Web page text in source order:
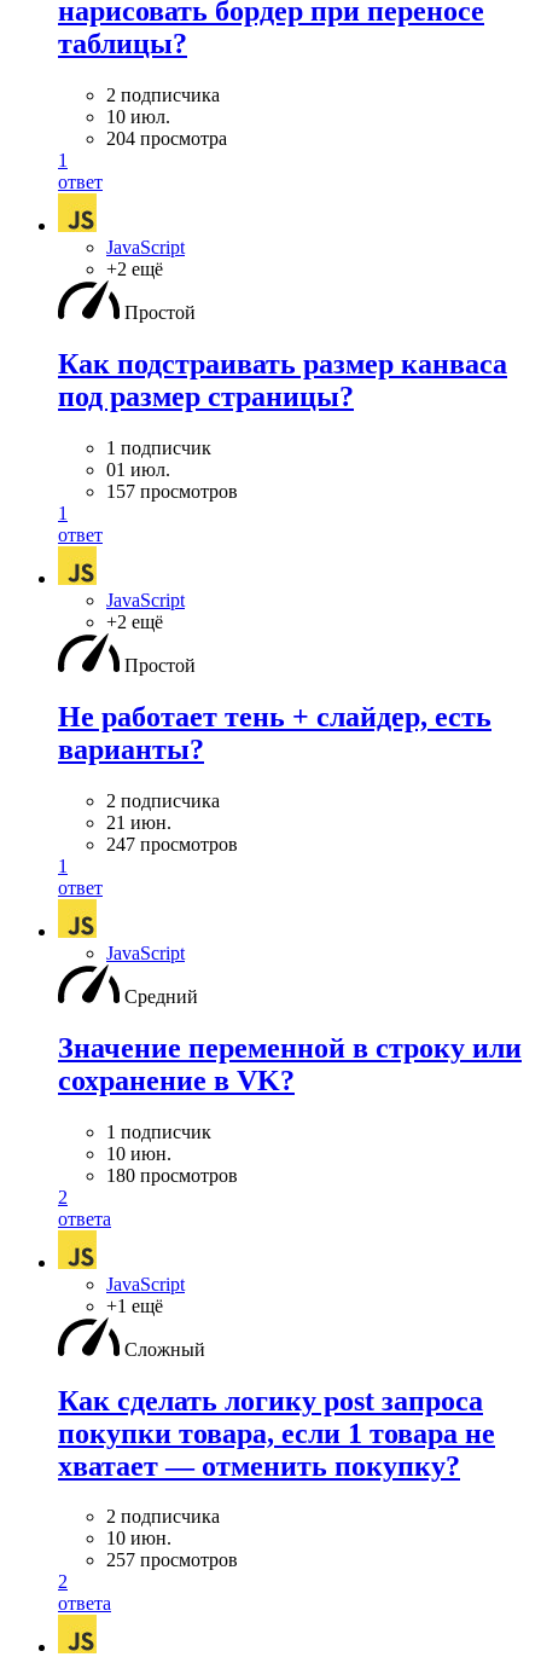
нарисовать бордер при переносе
таблицы?
2 подписчика
10 июл.
204 просмотра
1
ответ
JavaScript
+2 ещё
Простой
Как подстраивать размер канваса
под размер страницы?
1 подписчик
01 июл.
157 просмотров
1
ответ
JavaScript
+2 ещё
Простой
Не работает тень + слайдер, есть
варианты?
2 подписчика
21 июн.
247 просмотров
1
ответ
JavaScript
Средний
Значение переменной в строку или
сохранение в VK?
1 подписчик
10 июн.
180 просмотров
2
ответа
JavaScript
+1 ещё
Сложный
Как сделать логику post запроса
покупки товара, если 1 товара не
хватает — отменить покупку?
2 подписчика
10 июн.
257 просмотров
2
ответа